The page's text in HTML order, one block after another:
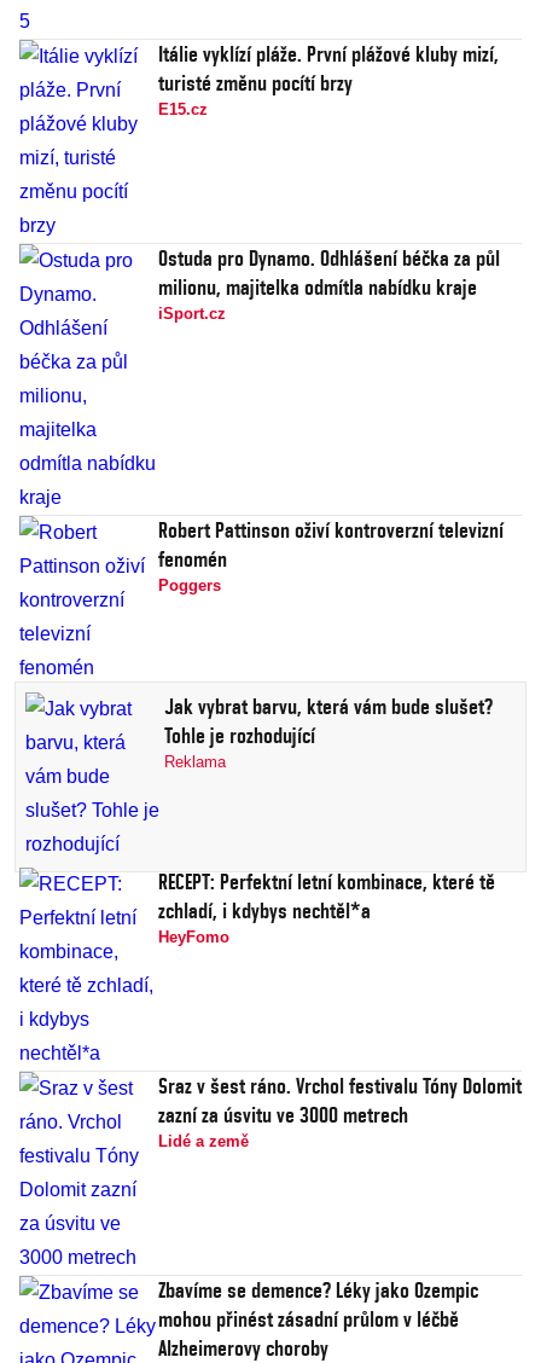
Itálie vyklízí pláže. První plážové kluby mizí,
turisté změnu pocítí brzy
E15.cz
Ostuda pro Dynamo. Odhlášení béčka za půl
milionu, majitelka odmítla nabídku kraje
iSport.cz
Robert Pattinson oživí kontroverzní televizní
fenomén
Poggers
Jak vybrat barvu, která vám bude slušet?
Tohle je rozhodující
Reklama
RECEPT: Perfektní letní kombinace, které tě
zchladí, i kdybys nechtěl*a
HeyFomo
Sraz v šest ráno. Vrchol festivalu Tóny Dolomit
zazní za úsvitu ve 3000 metrech
Lidé a země
Zbavíme se demence? Léky jako Ozempic
mohou přinést zásadní průlom v léčbě
Alzheimerovy choroby